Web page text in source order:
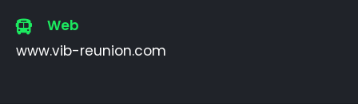
Web
www.vib-reunion.com